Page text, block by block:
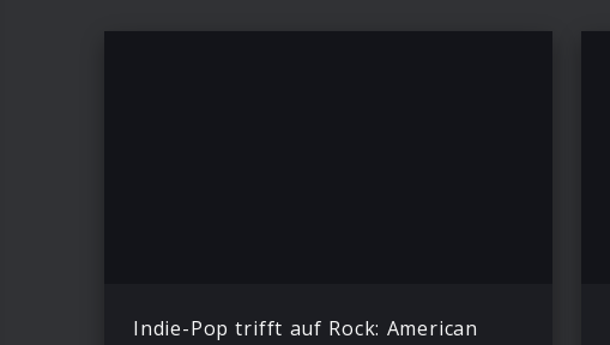
Indie-Pop trifft auf Rock: American